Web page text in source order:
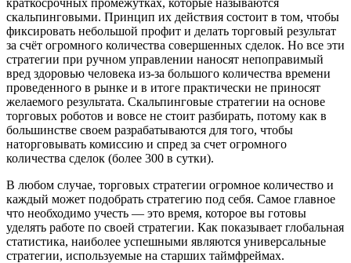
скальпинговыми. Принцип их действия состоит в том, чтобы
фиксировать небольшой профит и делать торговый результат
за счёт огромного количества совершенных сделок. Но все эти
стратегии при ручном управлении наносят непоправимый
вред здоровью человека из-за большого количества времени
проведенного в рынке и в итоге практически не приносят
желаемого результата. Скальпинговые стратегии на основе
торговых роботов и вовсе не стоит разбирать, потому как в
большинстве своем разрабатываются для того, чтобы
наторговывать комиссию и спред за счет огромного
количества сделок (более 300 в сутки).
В любом случае, торговых стратегии огромное количество и
каждый может подобрать стратегию под себя. Самое главное
что необходимо учесть — это время, которое вы готовы
уделять работе по своей стратегии. Как показывает глобальная
статистика, наиболее успешными являются универсальные
стратегии, используемые на старших таймфреймах.